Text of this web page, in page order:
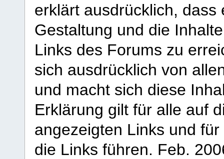
erklärt ausdrücklich,
Gestaltung und die
Links des Forums zu
sich ausdrücklich von
und macht sich diese
Erklärung gilt für alle auf
angezeigten Links und
die Links führen. Feb.